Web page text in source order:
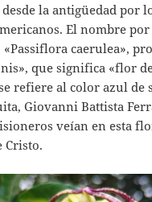
la antigüedad por
El nombre
«Passiflora caerulea»,
que significa «flor
refiere al color azul de
Giovanni Battista
veían en esta
Cristo.